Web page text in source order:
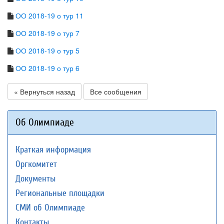
ОО 2018-19 о тур 11
ОО 2018-19 о тур 7
ОО 2018-19 о тур 5
ОО 2018-19 о тур 6
« Вернуться назад Все сообщения
Об Олимпиаде
Краткая информация
Оргкомитет
Документы
Региональные площадки
СМИ об Олимпиаде